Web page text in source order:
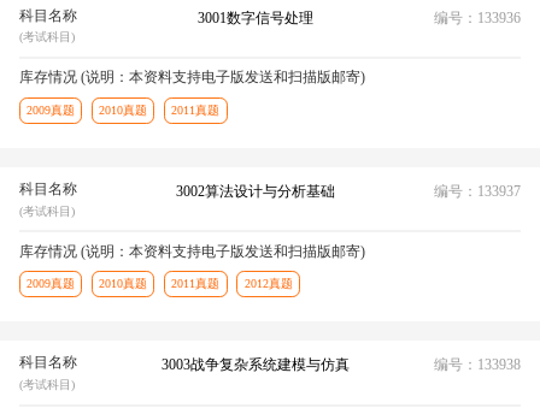
科目名称
(考试科目)
3001数字信号处理 编号：133936
库存情况 (说明：本资料支持电子版发送和扫描版邮寄)
2009真题 2010真题 2011真题
科目名称
(考试科目)
3002算法设计与分析基础 编号：133937
库存情况 (说明：本资料支持电子版发送和扫描版邮寄)
2009真题 2010真题 2011真题 2012真题
科目名称
(考试科目)
3003战争复杂系统建模与仿真 编号：133938